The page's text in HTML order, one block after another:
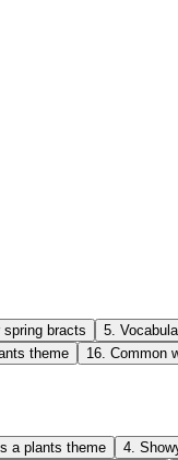
spring bracts 5.
theme 16. Common
a plants theme 4